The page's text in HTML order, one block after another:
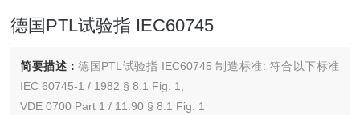
德国PTL试验指 IEC60745
简要描述：德国PTL试验指 IEC60745 制造标准: 符合以下标准
IEC 60745-1 / 1982 § 8.1 Fig. 1,
VDE 0700 Part 1 / 11.90 § 8.1 Fig. 1